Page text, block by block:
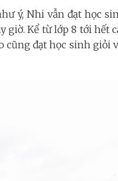
ý, Nhi vẫn đạt học
giờ. Kể từ lớp 8 tới hết
cũng đạt học sinh giỏi